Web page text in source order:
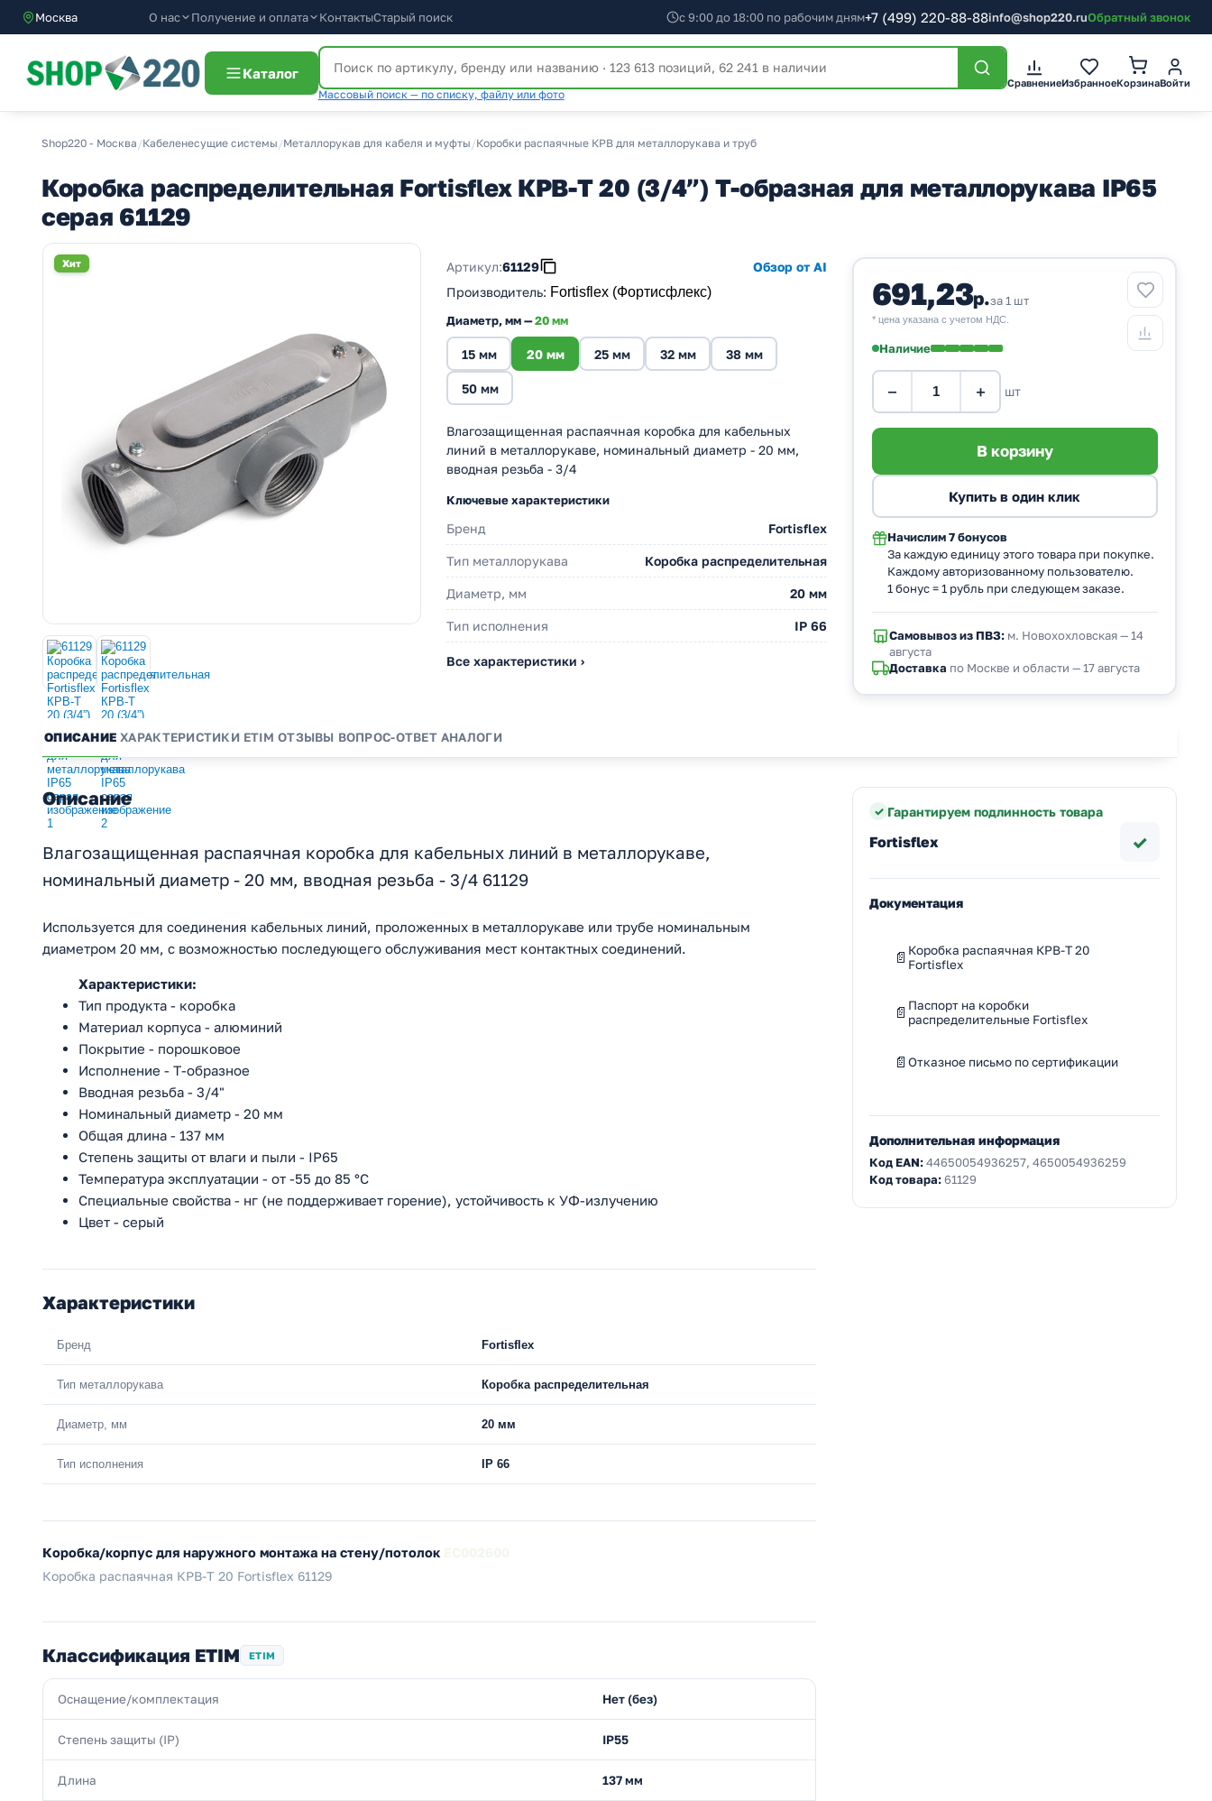
Москва О нас Получение и оплата КонтактыСтарый поиск с 9:00 до 18:00 по рабочим дням+7 (499) 220-88-88info@shop220.ruОбратный звонок
Каталог
Массовый поиск — по списку, файлу или фото
СравнениеИзбранноеКорзинаВойти
Shop220 - Москва /Кабеленесущие системы /Металлорукав для кабеля и муфты /Коробки распаячные КРВ для металлорукава и труб
Коробка распределительная Fortisflex КРВ-Т 20 (3/4”) Т-образная для металлорукава IP65
серая 61129
Хит Артикул:61129
Обзор от AI
Производитель: Fortisflex (Фортисфлекс)
Диаметр, мм —20 мм
15 мм 20 мм 25 мм 32 мм 38 мм
50 мм
Влагозащищенная распаячная коробка для кабельных
линий в металлорукаве, номинальный диаметр - 20 мм,
вводная резьба - 3/4
Ключевые характеристики
Бренд Fortisflex
Тип металлорукава Коробка распределительная
Диаметр, мм 20 мм
Тип исполнения IP 66
Все характеристики ›
691,23р.за 1 шт
* цена указана с учетом НДС.
Наличие
− + шт
Начислим 7 бонусов
За каждую единицу этого товара при покупке.
Каждому авторизованному пользователю.
1 бонус = 1 рубль при следующем заказе.
Самовывоз из ПВЗ:м. Новохохловская — 14
августа
Доставка по Москве и области — 17 августа
ОПИСАНИЕ ХАРАКТЕРИСТИКИ ETIM ОТЗЫВЫ ВОПРОС-ОТВЕТ АНАЛОГИ
Описание
Влагозащищенная распаячная коробка для кабельных линий в металлорукаве,
номинальный диаметр - 20 мм, вводная резьба - 3/4 61129
Используется для соединения кабельных линий, проложенных в металлорукаве или трубе номинальным
диаметром 20 мм, с возможностью последующего обслуживания мест контактных соединений.
Характеристики:
Тип продукта - коробка
Материал корпуса - алюминий
Покрытие - порошковое
Исполнение - Т-образное
Вводная резьба - 3/4"
Номинальный диаметр - 20 мм
Общая длина - 137 мм
Степень защиты от влаги и пыли - IP65
Температура эксплуатации - от -55 до 85 °С
Специальные свойства - нг (не поддерживает горение), устойчивость к УФ-излучению
Цвет - серый
Характеристики
Бренд Fortisflex
Тип металлорукава Коробка распределительная
Диаметр, мм 20 мм
Тип исполнения IP 66
Коробка/корпус для наружного монтажа на стену/потолок
Коробка распаячная КРВ-Т 20 Fortisflex 61129
Классификация ETIM ETIM
Оснащение/комплектация Нет (без)
Степень защиты (IP) IP55
Длина 137 мм
Гарантируем подлинность товара
Fortisflex ✓
Документация
Коробка распаячная КРВ-Т 20
Fortisflex
Паспорт на коробки
распределительные Fortisflex
Отказное письмо по сертификации
Дополнительная информация
Код EAN:44650054936257, 4650054936259
Код товара:61129